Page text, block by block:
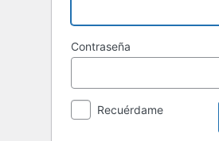
Contraseña
Recuérdame